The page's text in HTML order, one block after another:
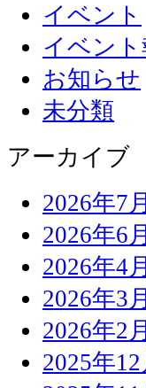
イベント
イベン
お知らせ
未分類
アーカイブ
2026年7月
2026年6月
2026年4月
2026年3月
2026年2月
2025年12